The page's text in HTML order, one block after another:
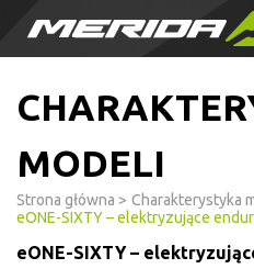
MODELI
Strona główna > Charakterystyka
eONE-SIXTY – elektryzujące
eONE-SIXTY –